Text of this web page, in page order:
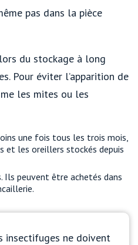
pas dans la pièce
du stockage à long
Pour éviter l’apparition de
les mites ou les
une fois tous les trois mois,
et les oreillers stockés depuis
Ils peuvent être achetés dans
insectifuges ne doivent